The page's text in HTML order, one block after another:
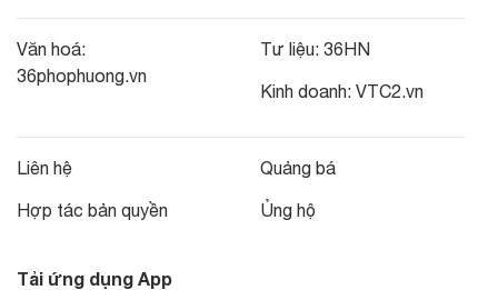
Văn hoá:
36phophuong.vn
Tư liệu: 36HN
Kinh doanh: VTC2.vn
Liên hệ
Hợp tác bản quyền
Quảng bá
Ủng hộ
Tải ứng dụng App